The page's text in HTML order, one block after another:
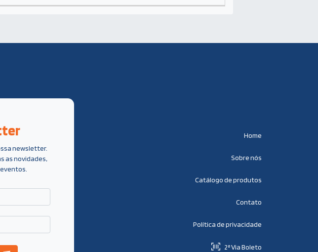
newsletter.
as novidades,
Home
Sobre nós
Catálogo de produtos
Contato
Política de privacidade
2ª Via Boleto